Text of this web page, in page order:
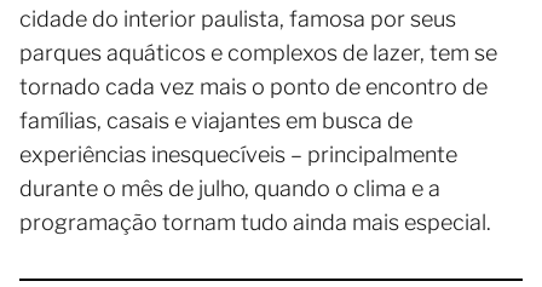
cidade do interior paulista, famosa por seus
parques aquáticos e complexos de lazer, tem se
tornado cada vez mais o ponto de encontro de
famílias, casais e viajantes em busca de
experiências inesquecíveis – principalmente
durante o mês de julho, quando o clima e a
programação tornam tudo ainda mais especial.